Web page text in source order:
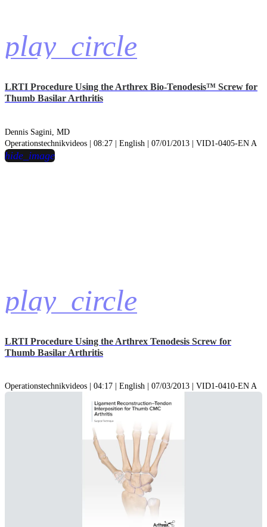
play_circle
LRTI Procedure Using the Arthrex Bio-Tenodesis™ Screw for
Thumb Basilar Arthritis
Dennis Sagini, MD
Operationstechnikvideos | 08:27 | English | 07/01/2013 | VID1-0405-EN A
play_circle
hide_image
LRTI Procedure Using the Arthrex Tenodesis Screw for
Thumb Basilar Arthritis
Operationstechnikvideos | 04:17 | English | 07/03/2013 | VID1-0410-EN A